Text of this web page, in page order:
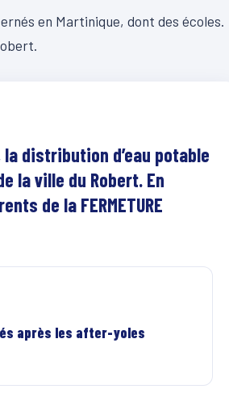
en Martinique, dont des écoles.
distribution d’eau potable
la ville du Robert. En
de la FERMETURE
après les after-yoles